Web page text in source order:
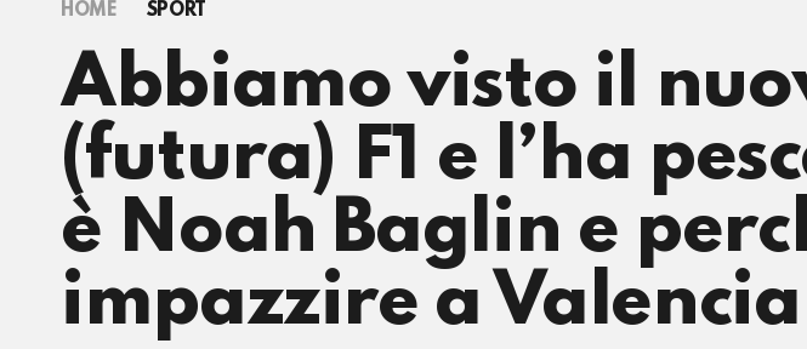
HOME SPORT
Abbiamo visto il
(futura) F1 e l’ha
è Noah Baglin e
impazzire a Valencia